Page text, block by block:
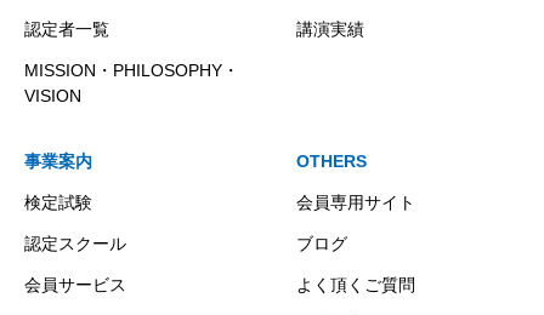
認定者一覧
MISSION・PHILOSOPHY・
VISION
講演実績
事業案内
検定試験
認定スクール
会員サービス
OTHERS
会員専用サイト
ブログ
よく頂くご質問